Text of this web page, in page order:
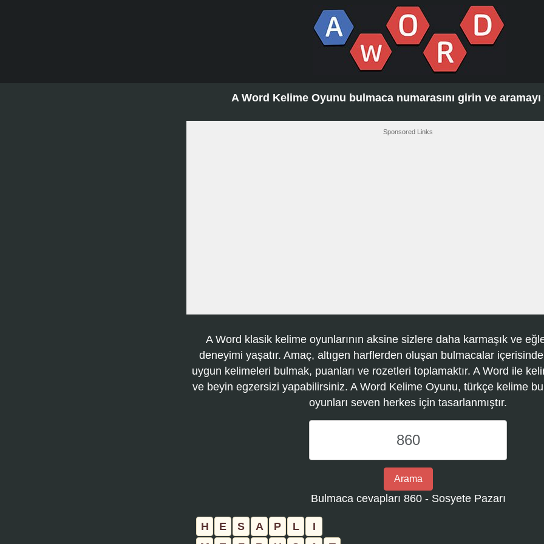
A Word Kelime Oyunu bulmaca numarasını girin ve aramayı
Sponsored Links
A Word klasik kelime oyunlarının aksine sizlere daha karmaşık ve
deneyimi yaşatır. Amaç, altıgen harflerden oluşan bulmacalar
uygun kelimeleri bulmak, puanları ve rozetleri toplamaktır. A Word ile
ve beyin egzersizi yapabilirsiniz. A Word Kelime Oyunu, türkçe kelime
oyunları seven herkes için tasarlanmıştır.
Word
Kelime
Oyunu
bulmaca
numarasını
Arama
Bulmaca cevapları 860 - Sosyete Pazarı
H E S A P L
I